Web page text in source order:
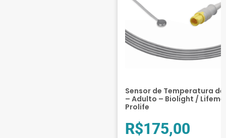
Sensor de Temperatura de
– Adulto – Biolight /
Prolife
R$175,00